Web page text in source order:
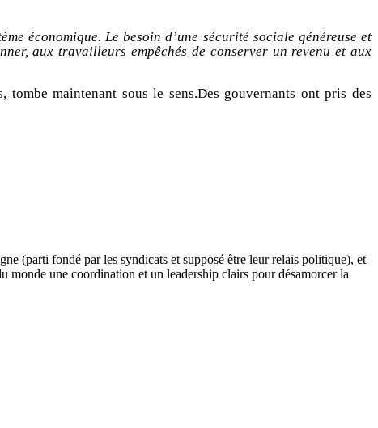
économique. Le besoin d’une sécurité sociale généreuse et
aux travailleurs empêchés de conserver un revenu et aux
maintenant sous le sens.Des gouvernants ont pris des
(parti fondé par les syndicats et supposé être leur relais politique), et
monde une coordination et un leadership clairs pour désamorcer la